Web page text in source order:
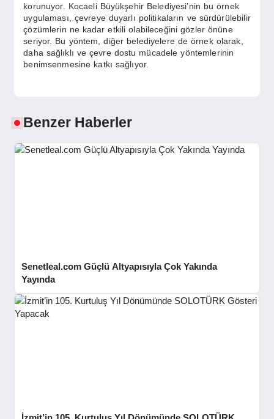
korunuyor. Kocaeli Büyükşehir Belediyesi’nin bu örnek
uygulaması, çevreye duyarlı politikaların ve sürdürülebilir
çözümlerin ne kadar etkili olabileceğini gözler önüne
seriyor. Bu yöntem, diğer belediyelere de örnek olarak,
daha sağlıklı ve çevre dostu mücadele yöntemlerinin
benimsenmesine katkı sağlıyor.
Benzer Haberler
Senetleal.com Güçlü Altyapısıyla Çok Yakında
Yayında